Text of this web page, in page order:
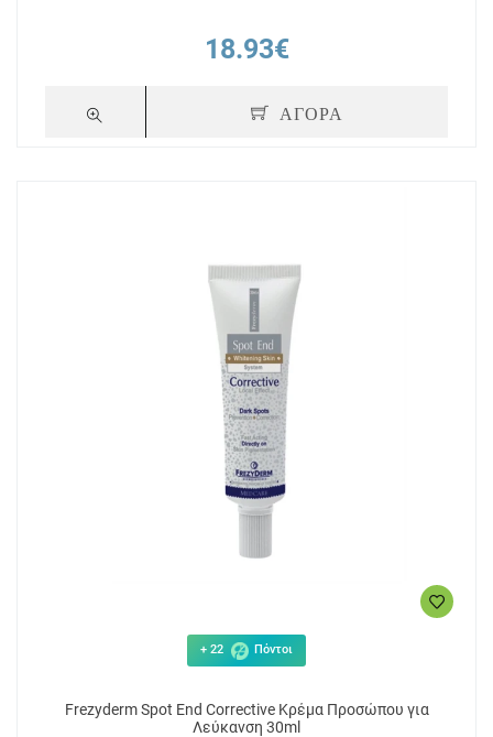
18.93€
ΑΓΟΡΑ
+ 22 Πόντοι
Frezyderm Spot End Corrective Κρέμα Προσώπου για
Λεύκανση 30ml